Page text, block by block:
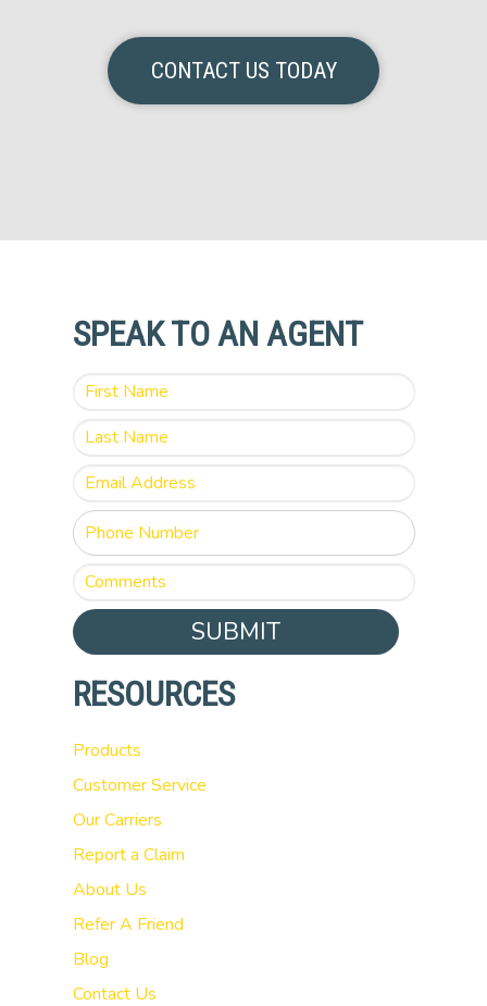
CONTACT US TODAY
SPEAK TO AN AGENT
SUBMIT
RESOURCES
Products
Customer Service
Our Carriers
Report a Claim
About Us
Refer A Friend
Blog
Contact Us